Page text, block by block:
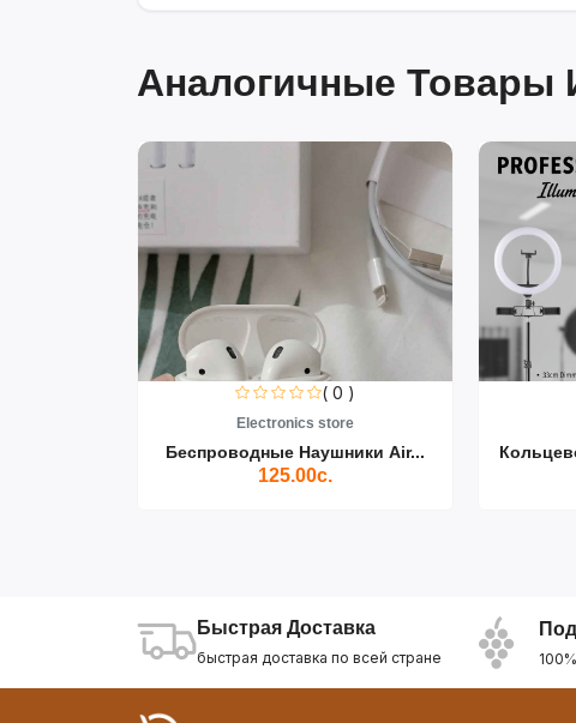
Аналогичные Товары
( 0 )
Electronics store
Беспроводные Наушники Air...
125.00с.
Быстрая Доставка
быстрая доставка по всей стране